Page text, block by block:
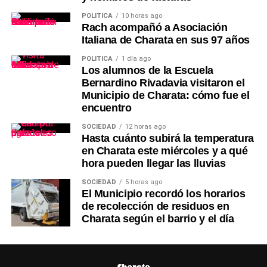
POLÍTICA 10 horas ago
Rach acompañó a Asociación
Italiana de Charata en sus 97 años
POLÍTICA 1 día ago
Los alumnos de la Escuela
Bernardino Rivadavia visitaron el
Municipio de Charata: cómo fue el
encuentro
SOCIEDAD 12 horas ago
Hasta cuánto subirá la temperatura
en Charata este miércoles y a qué
hora pueden llegar las lluvias
SOCIEDAD 5 horas ago
El Municipio recordó los horarios
de recolección de residuos en
Charata según el barrio y el día